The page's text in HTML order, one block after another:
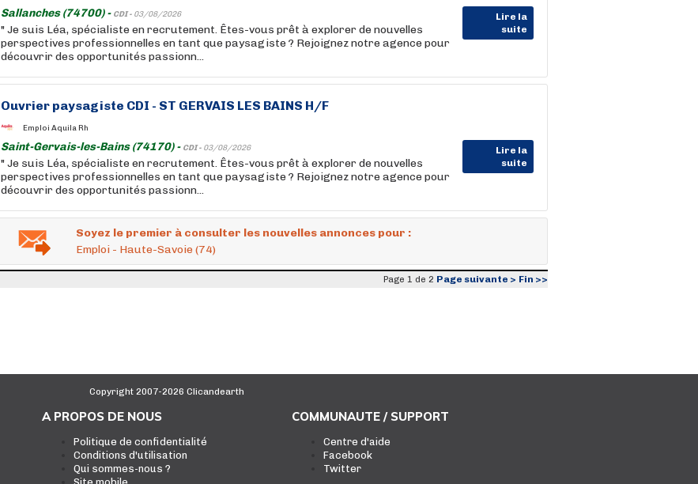
Sallanches (74700) - CDI - 03/08/2026
Lire la
suite
" Je suis Léa, spécialiste en recrutement. Êtes-vous prêt à explorer de nouvelles
perspectives professionnelles en tant que paysagiste ? Rejoignez notre agence pour
découvrir des opportunités passionn...
Ouvrier paysagiste CDI - ST GERVAIS LES BAINS H/F
Emploi Aquila Rh
Saint-Gervais-les-Bains (74170) - CDI - 03/08/2026
Lire la
suite
" Je suis Léa, spécialiste en recrutement. Êtes-vous prêt à explorer de nouvelles
perspectives professionnelles en tant que paysagiste ? Rejoignez notre agence pour
découvrir des opportunités passionn...
Soyez le premier à consulter les nouvelles annonces pour :
Emploi - Haute-Savoie (74)
Page 1 de 2 Page suivante > Fin >>
Copyright 2007-2026 Clicandearth
A PROPOS DE NOUS
Politique de confidentialité
Conditions d'utilisation
Qui sommes-nous ?
COMMUNAUTE / SUPPORT
Centre d'aide
Facebook
Twitter